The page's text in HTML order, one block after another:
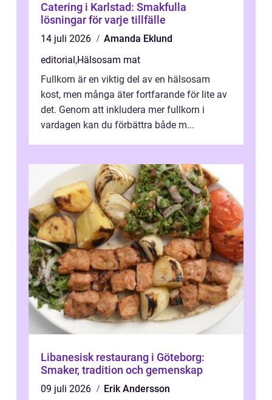
Catering i Karlstad: Smakfulla
lösningar för varje tillfälle
14 juli 2026
Amanda Eklund
editorial ,Hälsosam mat
Fullkorn är en viktig del av en hälsosam
kost, men många äter fortfarande för lite av
det. Genom att inkludera mer fullkorn i
vardagen kan du förbättra både m...
Libanesisk restaurang i Göteborg:
Smaker, tradition och gemenskap
09 juli 2026
Erik Andersson